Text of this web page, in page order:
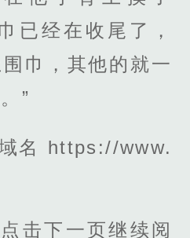
已经在收尾了，
巾，其他的就一
”
名 https://www.
击下一页继续阅